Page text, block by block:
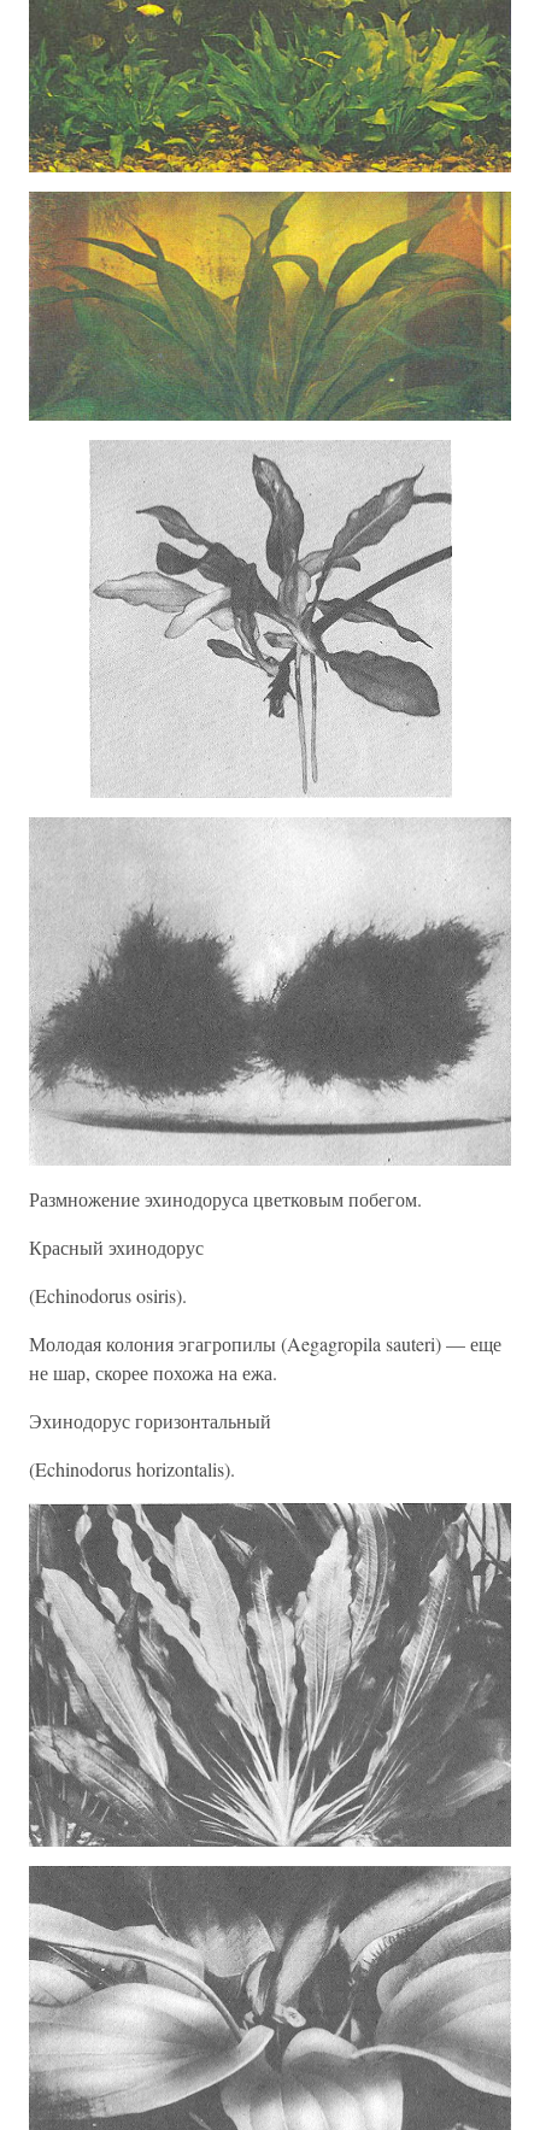
Размножение эхинодоруса цветковым побегом.
Красный эхинодорус
(Echinodorus osiris).
Молодая колония эгагропилы (Aegagropila sauteri) — еще
не шар, скорее похожа на ежа.
Эхинодорус горизонтальный
(Echinodorus horizontalis).